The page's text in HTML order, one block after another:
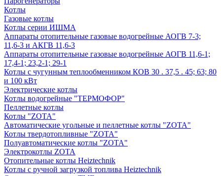
Котлы
Газовые котлы
Котлы серии ИШМА
Аппараты отопительные газовые водогрейные АОГВ 7-3;
11,6-3 и АКГВ 11,6-3
Аппараты отопительные газовые водогрейные АОГВ 11,6-1;
17,4-1; 23,2-1; 29-1
Котлы с чугунным теплообменником КОВ 30 . 37,5 . 45; 63; 80
и 100 кВт
Электрические котлы
Котлы водогрейные "ТЕРМОФОР"
Пеллетные котлы
Котлы "ZOTA"
Автоматические угольные и пеллетные котлы "ZOTA"
Котлы твердотопливные "ZOTA"
Полуавтоматические котлы "ZOTA"
Электрокотлы ZOTA
Отопительные котлы Heiztechnik
Котлы с ручной загрузкой топлива Heiztechnik